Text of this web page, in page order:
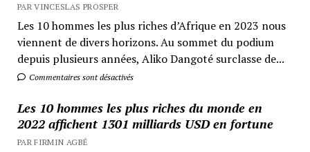
PAR VINCESLAS PROSPER
Les 10 hommes les plus riches d’Afrique en 2023 nous
viennent de divers horizons. Au sommet du podium
depuis plusieurs années, Aliko Dangoté surclasse de...
Commentaires sont désactivés
Les 10 hommes les plus riches du monde en
2022 affichent 1301 milliards USD en fortune
PAR FIRMIN AGBÉ